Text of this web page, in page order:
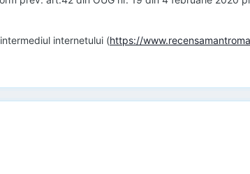
internetului (https://